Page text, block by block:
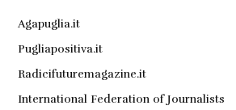
Agapuglia.it
Pugliapositiva.it
Radicifuturemagazine.it
International Federation of Journalists